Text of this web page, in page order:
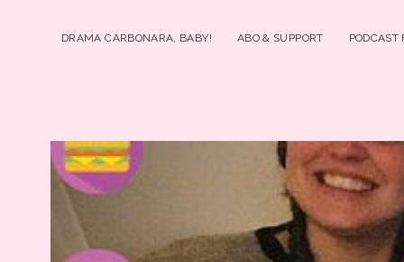
DRAMA CARBONARA, BABY! ABO & SUPPORT PODCAST